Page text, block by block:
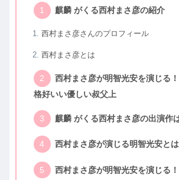
麒麟 がくる西村まさ彦の紹介
西村まさ彦さんのプロフィール
西村まさ彦とは
西村まさ彦が明智光安を演じる
格好いい優しい叔父上
麒麟 がくる西村まさ彦の出演作
西村まさ彦が演じる明智光安とは
西村まさ彦が明智光安を演じる